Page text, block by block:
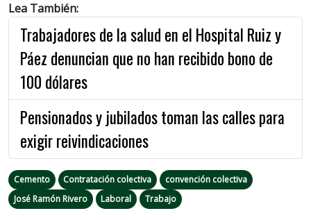
Lea También:
Trabajadores de la salud en el Hospital Ruiz y
Páez denuncian que no han recibido bono de
100 dólares
Pensionados y jubilados toman las calles para
exigir reivindicaciones
Cemento Contratación colectiva
convención colectiva
José Ramón Rivero
Laboral Trabajo